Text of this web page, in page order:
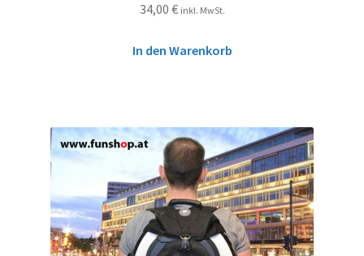
34,00 € inkl. MwSt.
In den Warenkorb